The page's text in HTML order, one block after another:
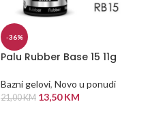
-36%
Palu Rubber Base 15 11g
Bazni gelovi, Novo u ponudi
21,00KM 13,50KM